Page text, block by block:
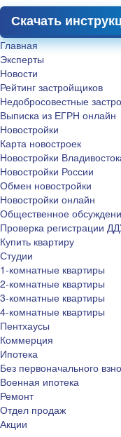
Скачать
Главная
Эксперты
Новости
Рейтинг застройщиков
Недобросовестные
Выписка из ЕГРН онлайн
Новостройки
Карта новостроек
Новостройки
Новостройки России
Обмен новостройки
Новостройки онлайн
Общественное
Проверка регистрации
Купить квартиру
Студии
1-комнатные квартиры
2-комнатные квартиры
3-комнатные квартиры
4-комнатные квартиры
Пентхаусы
Коммерция
Ипотека
Без первоначального
Военная ипотека
Ремонт
Отдел продаж
Акции